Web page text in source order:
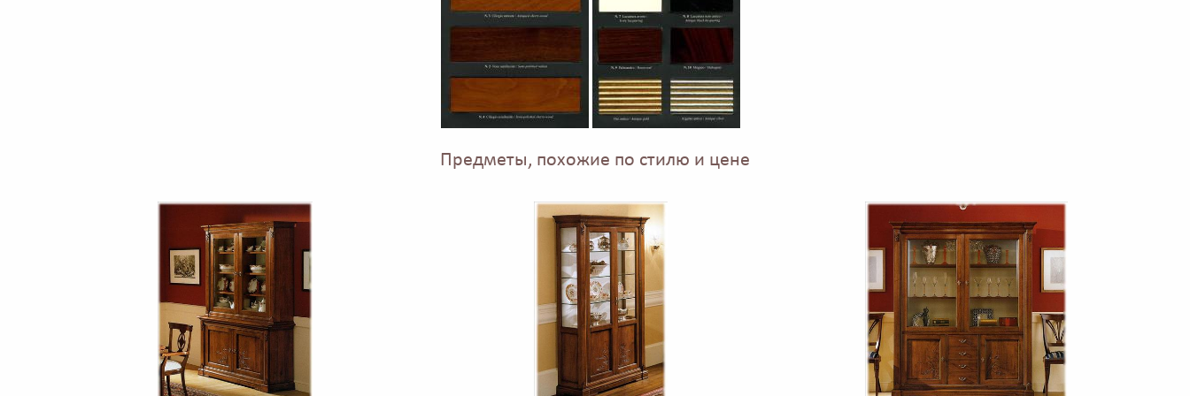
Предметы, похожие по стилю и цене